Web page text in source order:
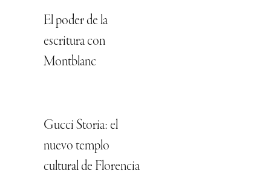
El poder de la
escritura con
Montblanc
Gucci Storia: el
nuevo templo
cultural de Florencia